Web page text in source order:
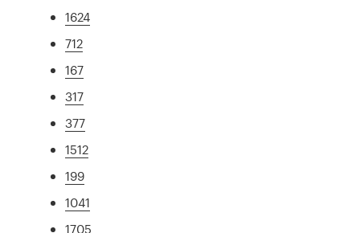
1624
712
167
317
377
1512
199
1041
1705